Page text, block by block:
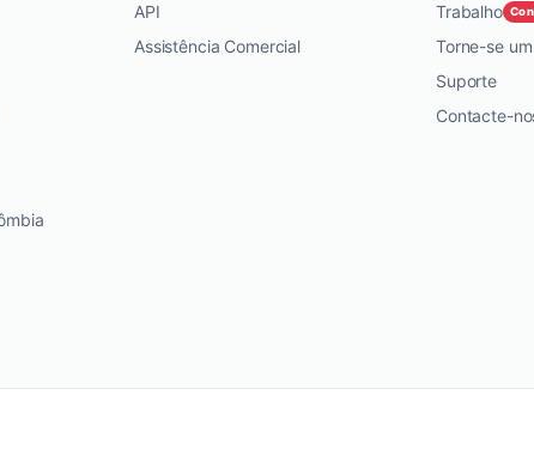
API
Assistência Comercial
Trabalho
Torne-se
Suporte
Contacte-